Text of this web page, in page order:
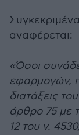
αναφέρεται:
«Όσοι
εφαρμογών,
διατάξεις
άρθρο 75 με
12 του ν.